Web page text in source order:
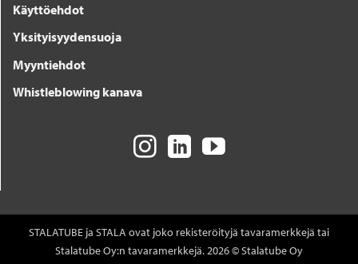
Käyttöehdot
Yksityisyydensuoja
Myyntiehdot
Whistleblowing kanava
STALATUBE ja STALA ovat joko rekisteröityjä tavaramerkkejä tai
Stalatube Oy:n tavaramerkkejä. 2026 © Stalatube Oy